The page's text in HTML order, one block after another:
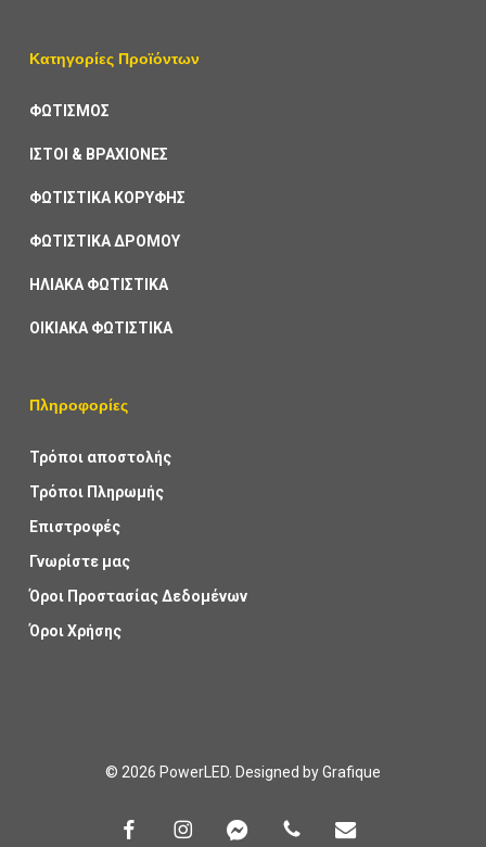
Κατηγορίες Προϊόντων
ΦΩΤΙΣΜΟΣ
ΙΣΤΟΙ & ΒΡΑΧΙΟΝΕΣ
ΦΩΤΙΣΤΙΚΑ ΚΟΡΥΦΗΣ
ΦΩΤΙΣΤΙΚΑ ΔΡΟΜΟΥ
ΗΛΙΑΚΑ ΦΩΤΙΣΤΙΚΑ
ΟΙΚΙΑΚΑ ΦΩΤΙΣΤΙΚΑ
Πληροφορίες
Τρόποι αποστολής
Τρόποι Πληρωμής
Επιστροφές
Γνωρίστε μας
Όροι Προστασίας Δεδομένων
Όροι Χρήσης
© 2026 PowerLED. Designed byGrafique
facebookinstagrammessengerphone email